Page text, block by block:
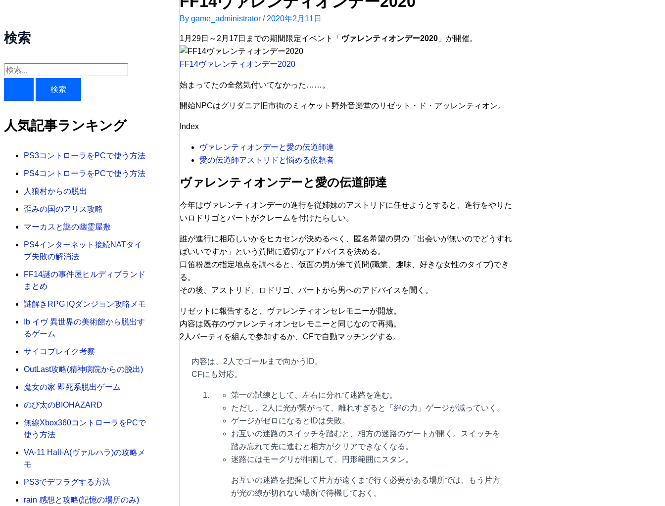
検索
検
対
象
:人気記事ランキング
PS3コントローラをPCで使う方法
PS4コントローラをPCで使う方法
人狼村からの脱出
歪みの国のアリス攻略
マーカスと謎の幽霊屋敷
PS4インターネット接続NATタイ
プ失敗の解消法
FF14謎の事件屋ヒルディブランド
まとめ
謎解きRPG IQダンジョン攻略メモ
Ib イヴ 異世界の美術館から脱出す
るゲーム
サイコブレイク考察
OutLast攻略(精神病院からの脱出)
魔女の家 即死系脱出ゲーム
のび太のBIOHAZARD
無線Xbox360コントローラをPCで
使う方法
VA-11 Hall-A(ヴァルハラ)の攻略メ
モ
PS3でデフラグする方法
rain 感想と攻略(記憶の場所のみ)
By game_administrator / 2020年2月11日
1月29日～2月17日までの期間限定イベント「 ヴァレンティオンデー2020」が開催。
FF14ヴァレンティオンデー2020
始まってたの全然気付いてなかった……。
開始NPCはグリダニア旧市街のミィケット野外音楽堂のリゼット・ド・アッレンティオン。
Index
ヴァレンティオンデーと愛の伝道師達
愛の伝道師アストリドと悩める依頼者
ヴァレンティオンデーと愛の伝道師達
今年はヴァレンティオンデーの進行を従姉妹のアストリドに任せようとすると、進行をやりた
いロドリゴとバートがクレームを付けたらしい。
誰が進行に相応しいかをヒカセンが決めるべく、匿名希望の男の「出会いが無いのでどうすれ
ばいいですか」という質問に適切なアドバイスを決める。
口笛粉屋の指定地点を調べると、仮面の男が来て質問(職業、趣味、好きな女性のタイプ)でき
る。
その後、アストリド、ロドリゴ、バートから男へのアドバイスを聞く。
リゼットに報告すると、ヴァレンティオンセレモニーが開放。
内容は既存のヴァレンティオンセレモニーと同じなので再掲。
2人パーティを組んで参加するか、CFで自動マッチングする。
内容は、2人でゴールまで向かうID。
CFにも対応。
第一の試練として、左右に分れて迷路を進む。
ただし、2人に光が繋がって、離れすぎると「絆の力」ゲージが減っていく。
ゲージがゼロになるとIDは失敗。
お互いの迷路のスイッチを踏むと、相方の迷路のゲートが開く。スイッチを
踏み忘れて先に進むと相方がクリアできなくなる。
迷路にはモーグリが徘徊して、円形範囲にスタン。
お互いの迷路を把握して片方が遠くまで行く必要がある場所では、もう片方
が光の線が切れない場所で待機しておく。